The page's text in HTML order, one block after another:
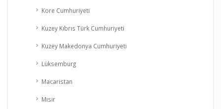
Kore Cumhuriyeti
Kuzey Kıbrıs Türk Cumhuriyeti
Kuzey Makedonya Cumhuriyeti
Lüksemburg
Macaristan
Mısır